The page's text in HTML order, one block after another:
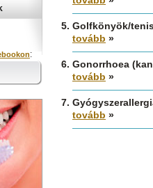
:
Golfkönyök/
tovább »
Gonorrhoea
tovább »
tovább »